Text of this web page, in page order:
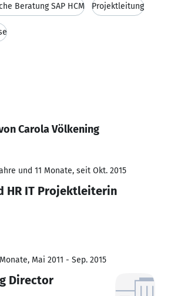
Beratung SAP HCM Projektleitung
Carola Völkening
und 11 Monate, seit Okt. 2015
HR IT Projektleiterin
Mai 2011 - Sep. 2015
Director